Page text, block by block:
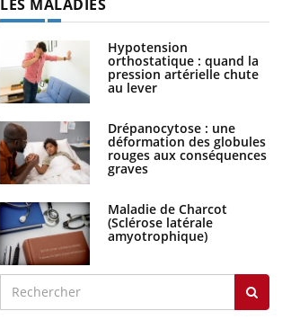
LES MALADIES
Hypotension
orthostatique : quand la
pression artérielle chute
au lever
Drépanocytose : une
déformation des globules
rouges aux conséquences
graves
Maladie de Charcot
(Sclérose latérale
amyotrophique)